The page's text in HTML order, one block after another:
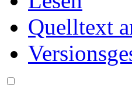
Quelltext